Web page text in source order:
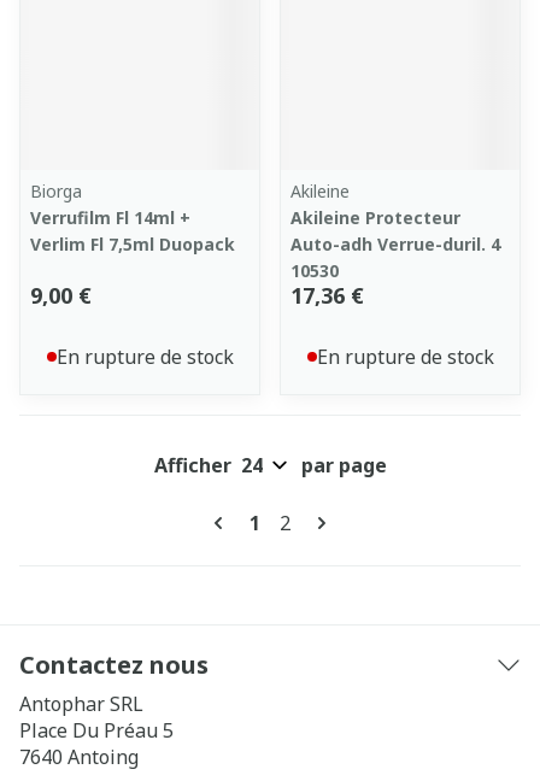
Biorga
Verrufilm Fl 14ml +
Verlim Fl 7,5ml Duopack
9,00 €
En rupture de stock
Akileine
Akileine Protecteur
Auto-adh Verrue-duril. 4
10530
17,36 €
En rupture de stock
Pages
Vous lisez actuellement la
1 Page
2
Afficher par page
Contactez nous
Antophar SRL
Place Du Préau 5
7640 Antoing